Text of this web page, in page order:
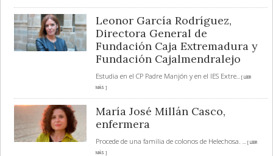
Leonor García Rodríguez,
Directora General de
Fundación Caja Extremadura y
Fundación Cajalmendralejo
Estudia en el CP Padre Manjón y en el IES Extre... [ LEER
MÁS ]
María José Millán Casco,
enfermera
Procede de una familia de colonos de Helechosa.
... [ LEER
MÁS ]